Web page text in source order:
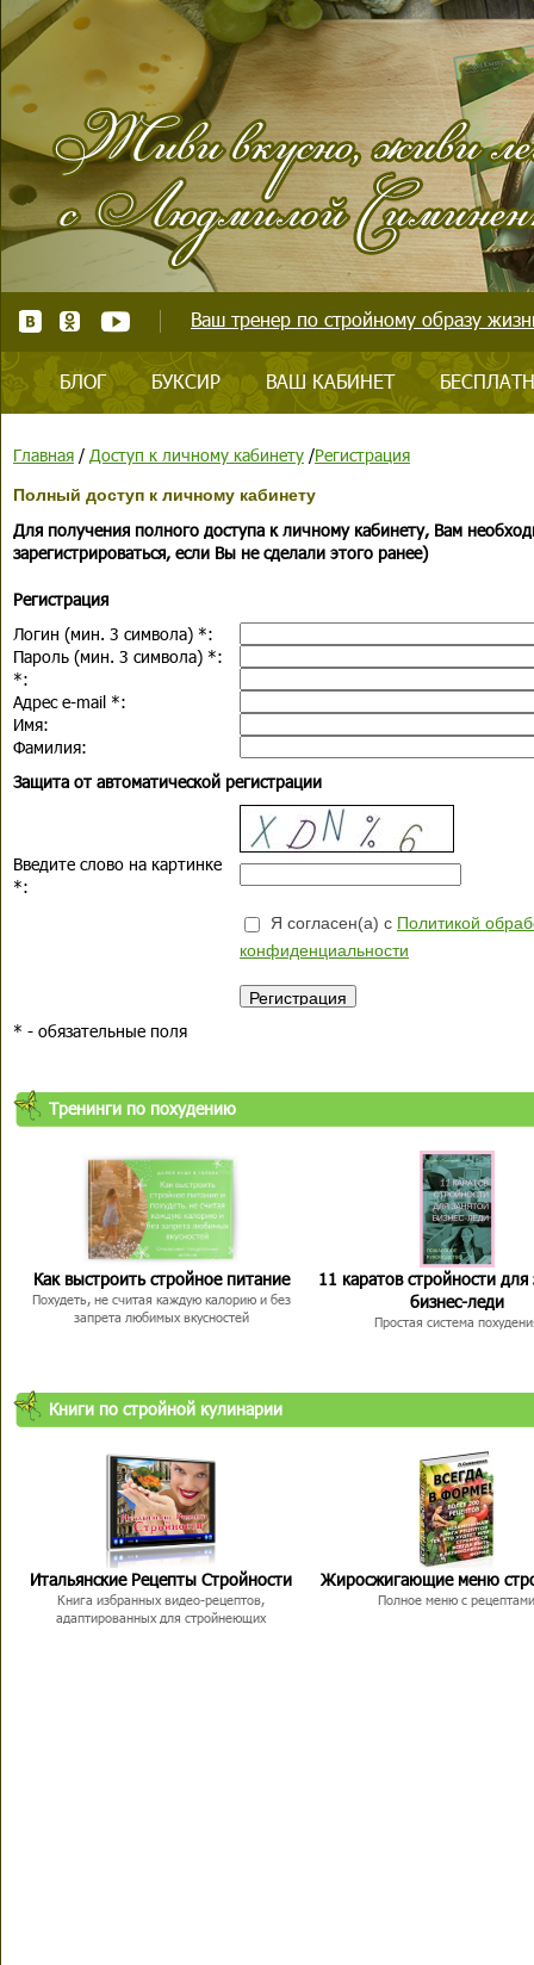
Ваш тренер по стройному образу
БЛОГ БУКСИР ВАШ КАБИНЕТ
Главная / Доступ к личному кабинету /Регистрация
Полный доступ к личному кабинету
Для получения полного доступа к личному кабинету, Вам
зарегистрироваться, если Вы не сделали этого ранее)
Регистрация
Логин (мин. 3 символа) *:
Пароль (мин. 3 символа) *:
*:
Адрес e-mail *:
Имя:
Фамилия:
Защита от автоматической регистрации
Введите слово на картинке
*:
Я согласен(а) с Политикой
конфиденциальности
* - обязательные поля
Тренинги по похудению
Как выстроить стройное питание
Похудеть, не считая каждую калорию и без
запрета любимых вкусностей
11 каратов стройности для
бизнес-леди
Простая система
Книги по стройной кулинарии
Итальянские Рецепты Стройности
Книга избранных видео-рецептов,
адаптированных для стройнеющих
Жиросжигающие меню
Полное меню с рецептами